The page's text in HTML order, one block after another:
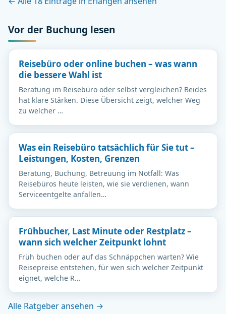
Vor der Buchung lesen
Reisebüro oder online buchen – was wann
die bessere Wahl ist
Beratung im Reisebüro oder selbst vergleichen? Beides
hat klare Stärken. Diese Übersicht zeigt, welcher Weg
zu welcher …
Was ein Reisebüro tatsächlich für Sie tut –
Leistungen, Kosten, Grenzen
Beratung, Buchung, Betreuung im Notfall: Was
Reisebüros heute leisten, wie sie verdienen, wann
Serviceentgelte anfallen…
Frühbucher, Last Minute oder Restplatz –
wann sich welcher Zeitpunkt lohnt
Früh buchen oder auf das Schnäppchen warten? Wie
Reisepreise entstehen, für wen sich welcher Zeitpunkt
eignet, welche R…
Alle Ratgeber ansehen →